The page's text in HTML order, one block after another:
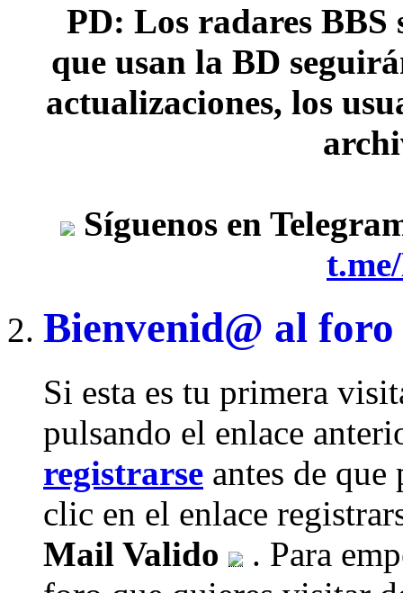
PD: Los radares
que usan la BD
actualizaciones, los
Síguenos en
Bienvenid@ al
Si esta es tu primera
pulsando el enlace
registrarse antes de que
clic en el enlace
Mail Valido
. Para